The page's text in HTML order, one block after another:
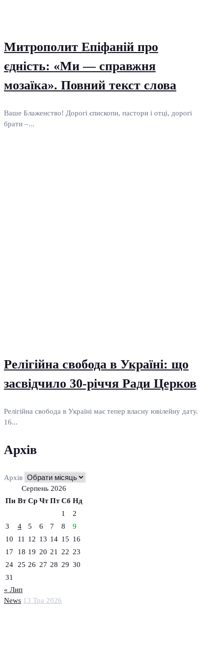
News 13 Тра 2026
Митрополит Епіфаній про
єдність: «Ми — справжня
мозаїка». Повний текст слова
Ваше Блаженство! Дорогі єпископи, пастори і отці, дорогі
брати –...
Релігійна свобода в Україні: що
засвідчило 30-річчя Ради Церков
Релігійна свобода в Україні має тепер власну ювілейну дату.
16...
Архів
Архів
Серпень 2026
Пн Вт Ср Чт Пт Сб Нд
1
2
3
4 5 6 7 8
9
10
11 12 13 14 15 16
17
18 19 20 21 22 23
24
25 26 27 28 29 30
31
« Лип